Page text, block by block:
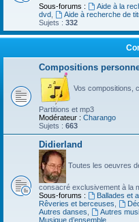
Sous-forums : Aide à la
dvd
Aide à recherche de
Sujets : 332
Compositions
Vos compositions,
Partitions et mp3
Modérateur : Charango
Sujets : 663
Didierland
Toutes les oeuvres
consacré exclusivement à la
Sous-forums :
Ballades et
Rêveries et berceuses
Autres danses
Autres
Musique d’ensemble